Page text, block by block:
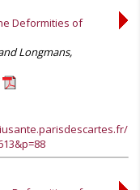
Deformities of
Longmans,